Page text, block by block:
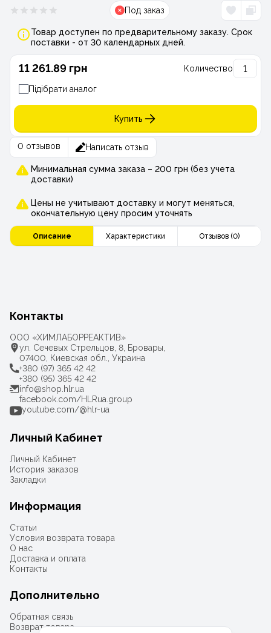
Под заказ
Товар доступен по предварительному заказу. Срок
поставки - от 30 календарных дней.
11 261.89 грн Количество
Підібрати аналог
Купить
0 отзывов Написать отзыв
Минимальная сумма заказа – 200 грн (без учета
доставки)
Цены не учитывают доставку и могут меняться,
окончательную цену просим уточнять
Описание Характеристики Отзывов (0)
Контакты
ООО «ХИМЛАБОРРЕАКТИВ»
ул. Сечевых Стрельцов, 8, Бровары,
07400, Киевская обл., Украина
+380 (97) 365 42 42
+380 (95) 365 42 42
info@shop.hlr.ua
facebook.com/HLRua.group
youtube.com/@hlr-ua
Личный Кабинет
Личный Кабинет
История заказов
Закладки
Информация
Статьи
Условия возврата товара
О нас
Доставка и оплата
Контакты
Дополнительно
Обратная связь
Возврат товара